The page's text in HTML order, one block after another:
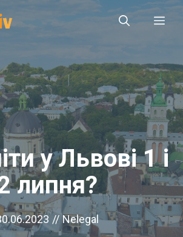
у Львові 1 і
липня?
// Nelegal